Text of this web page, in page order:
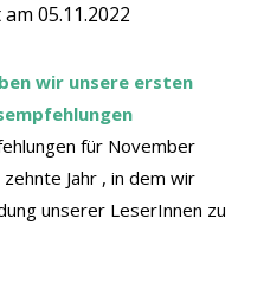
05.11.2022
wir unsere ersten
für November
Jahr , in dem wir
unserer LeserInnen zu